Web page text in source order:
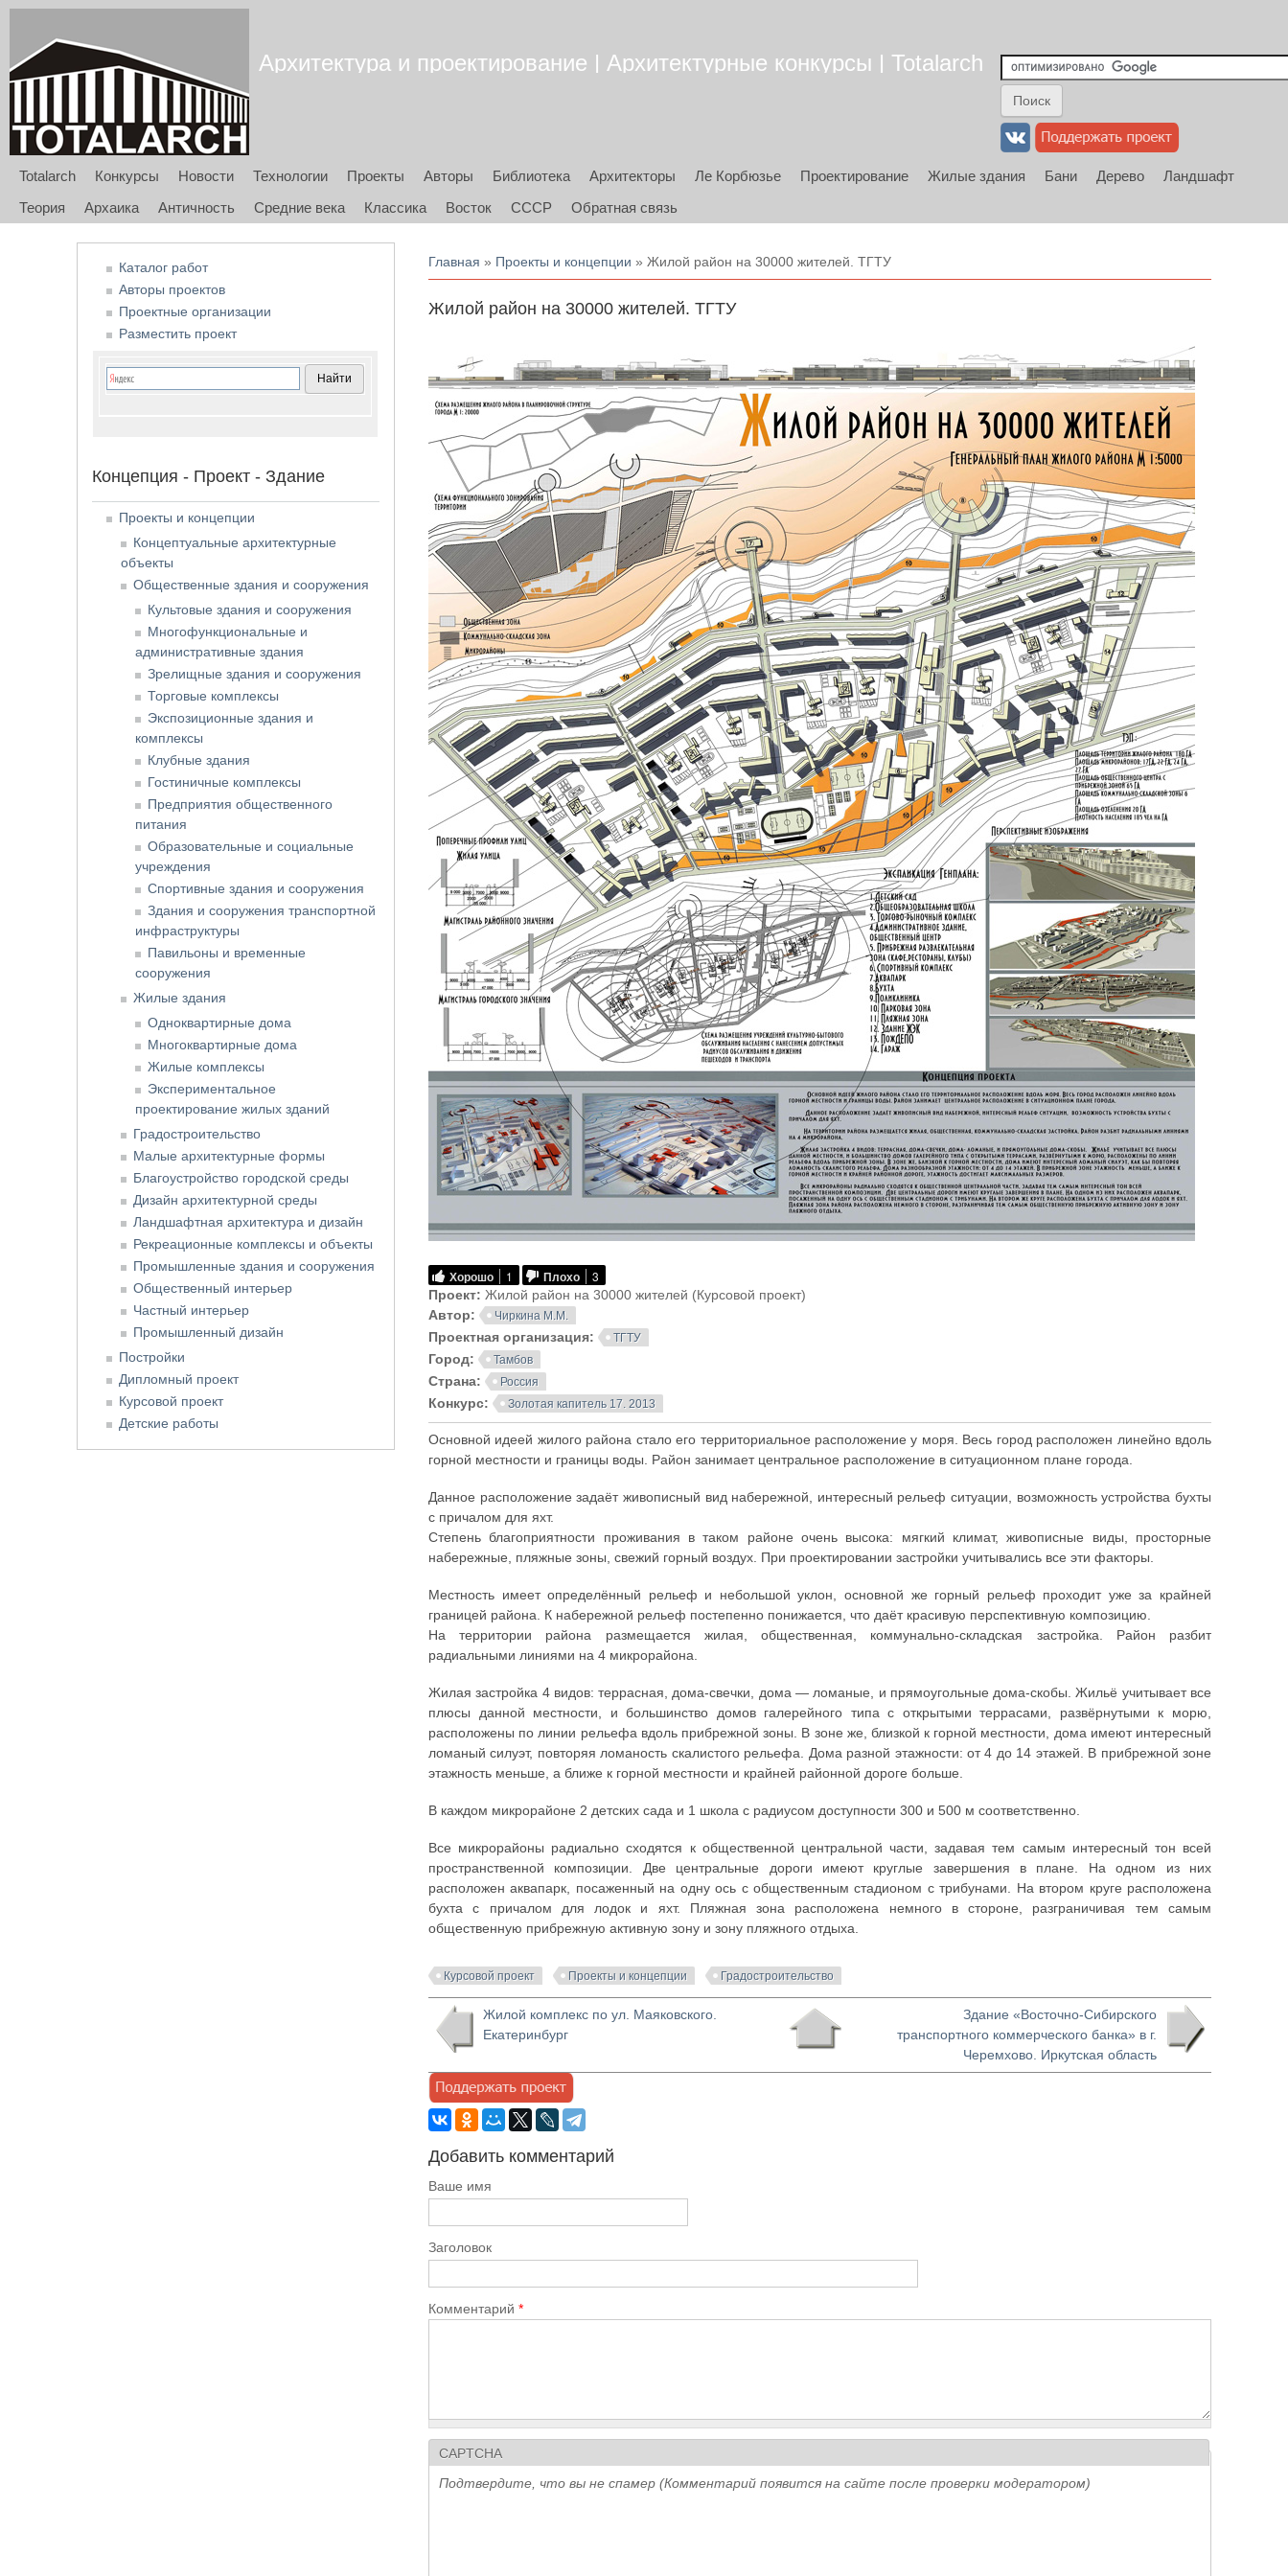
Архитектура и проектирование | Архитектурные конкурсы | Totalarch
Totalarch Конкурсы Новости Технологии Проекты Авторы Библиотека Архитекторы Ле Корбюзье Проектирование Жилые здания Бани Дерево
Ландшафт
Теория
Архаика Античность Средние века Классика Восток СССР Обратная связь
Вы здесь
Главная » Проекты и концепции » Жилой район на 30000 жителей. ТГТУ
Жилой район на 30000 жителей. ТГТУ
Хорошо 1 Плохо 3
Проект:Жилой район на 30000 жителей (Курсовой проект)
Автор:
Чиркина М.М.
Проектная организация: ТГТУ
Город: Тамбов
Страна: Россия
Конкурс: Золотая капитель 17. 2013
Основной идеей жилого района стало его территориальное расположение у моря. Весь город расположен линейно вдоль
горной местности и границы воды. Район занимает центральное расположение в ситуационном плане города.
Данное расположение задаёт живописный вид набережной, интересный рельеф ситуации, возможность устройства бухты
с причалом для яхт.
Степень благоприятности проживания в таком районе очень высока: мягкий климат, живописные виды, просторные
набережные, пляжные зоны, свежий горный воздух. При проектировании застройки учитывались все эти факторы.
Местность имеет определённый рельеф и небольшой уклон, основной же горный рельеф проходит уже за крайней
границей района. К набережной рельеф постепенно понижается, что даёт красивую перспективную композицию.
На территории района размещается жилая, общественная, коммунально-складская застройка. Район разбит
радиальными линиями на 4 микрорайона.
Жилая застройка 4 видов: террасная, дома-свечки, дома — ломаные, и прямоугольные дома-скобы. Жильё учитывает все
плюсы данной местности, и большинство домов галерейного типа с открытыми террасами, развёрнутыми к морю,
расположены по линии рельефа вдоль прибрежной зоны. В зоне же, близкой к горной местности, дома имеют интересный
ломаный силуэт, повторяя ломаность скалистого рельефа. Дома разной этажности: от 4 до 14 этажей. В прибрежной зоне
этажность меньше, а ближе к горной местности и крайней районной дороге больше.
В каждом микрорайоне 2 детских сада и 1 школа с радиусом доступности 300 и 500 м соответственно.
Все микрорайоны радиально сходятся к общественной центральной части, задавая тем самым интересный тон всей
пространственной композиции. Две центральные дороги имеют круглые завершения в плане. На одном из них
расположен аквапарк, посаженный на одну ось с общественным стадионом с трибунами. На втором круге расположена
бухта с причалом для лодок и яхт. Пляжная зона расположена немного в стороне, разграничивая тем самым
общественную прибрежную активную зону и зону пляжного отдыха.
Курсовой проект Проекты и концепции Градостроительство
Жилой комплекс по ул. Маяковского.
Екатеринбург
Здание «Восточно-Сибирского
транспортного коммерческого банка» в г.
Черемхово. Иркутская область
Добавить комментарий
Ваше имя
Заголовок
Комментарий*
CAPTCHA
Подтвердите, что вы не спамер (Комментарий появится на сайте после проверки модератором)
Каталог работ
Авторы проектов
Проектные организации
Разместить проект
Концепция - Проект - Здание
Проекты и концепции
Концептуальные архитектурные
объекты
Общественные здания и сооружения
Культовые здания и сооружения
Многофункциональные и
административные здания
Зрелищные здания и сооружения
Торговые комплексы
Экспозиционные здания и
комплексы
Клубные здания
Гостиничные комплексы
Предприятия общественного
питания
Образовательные и социальные
учреждения
Спортивные здания и сооружения
Здания и сооружения транспортной
инфраструктуры
Павильоны и временные
сооружения
Жилые здания
Одноквартирные дома
Многоквартирные дома
Жилые комплексы
Экспериментальное
проектирование жилых зданий
Градостроительство
Малые архитектурные формы
Благоустройство городской среды
Дизайн архитектурной среды
Ландшафтная архитектура и дизайн
Рекреационные комплексы и объекты
Промышленные здания и сооружения
Общественный интерьер
Частный интерьер
Промышленный дизайн
Постройки
Дипломный проект
Курсовой проект
Детские работы